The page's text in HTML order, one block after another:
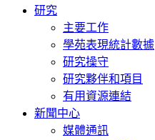
研究
主要工作
學苑表現統計數據
研究操守
研究夥伴和項目
有用資源連結
新聞中心
媒體通訊